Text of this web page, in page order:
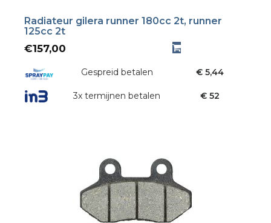
Radiateur gilera runner 180cc 2t, runner
125cc 2t
€157,00
Gespreid betalen € 5,44
3x termijnen betalen € 52